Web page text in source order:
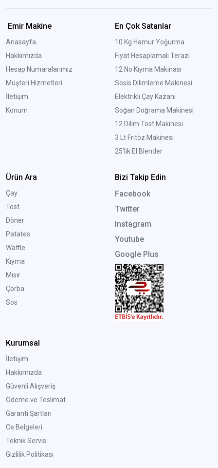
Emir Makine
Anasayfa
Hakkımızda
Hesap Numaralarımız
Müşteri Hizmetleri
İletişim
Konum
En Çok Satanlar
10 Kg Hamur Yoğurma
Fiyat Hesaplamalı Terazi
12 No Kıyma Makinası
Sosis Dilimleme Makinesi
Elektrikli Çay Kazanı
Soğan Doğrama Makinesi
12 Dilim Tost Makinesi
3 Lt Fritöz Makinesi
25'lik El Blender
Ürün Ara
Çay
Tost
Döner
Patates
Waffle
Kıyma
Mısır
Çorba
Sos
Bizi Takip Edin
Facebook
Twitter
Instagram
Youtube
Google Plus
Kurumsal
İletişim
Hakkımızda
Güvenli Alışveriş
Ödeme ve Teslimat
Garanti Şartları
Ce Belgeleri
Teknik Servis
Gizlilik Politikası